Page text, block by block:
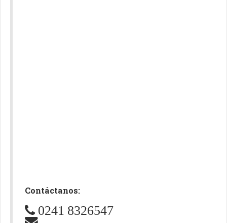
Contáctanos:
0241 8326547